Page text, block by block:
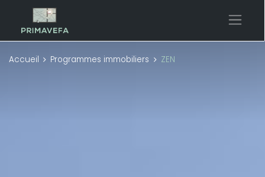
Accueil Programmes immobiliers ZEN